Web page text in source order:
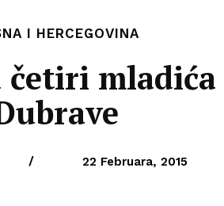
I HERCEGOVINA
četiri
/ 22 Februara, 2015